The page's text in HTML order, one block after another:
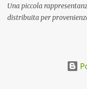
Una piccola
distribuita per